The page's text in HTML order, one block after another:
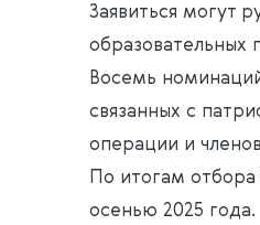
Заявиться могут
образовательных
Восемь
связанных с
операции и
По итогам
осенью 2025 года.